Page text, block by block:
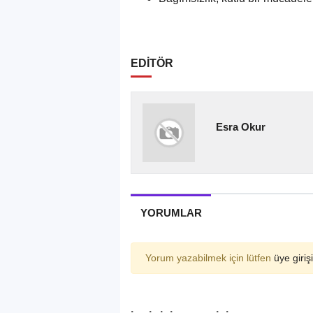
EDİTÖR
Esra Okur
YORUMLAR
Yorum yazabilmek için lütfen üye girişi